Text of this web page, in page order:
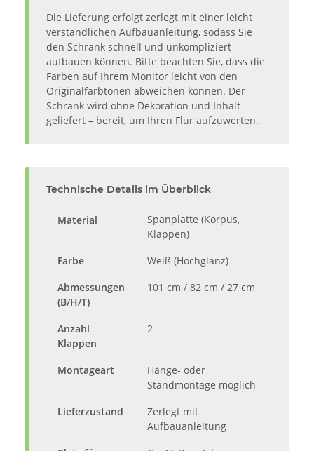
Die Lieferung erfolgt zerlegt mit einer leicht
verständlichen Aufbauanleitung, sodass Sie
den Schrank schnell und unkompliziert
aufbauen können. Bitte beachten Sie, dass die
Farben auf Ihrem Monitor leicht von den
Originalfarbtönen abweichen können. Der
Schrank wird ohne Dekoration und Inhalt
geliefert – bereit, um Ihren Flur aufzuwerten.
Technische Details im Überblick
Material
Spanplatte (Korpus,
Klappen)
Farbe
Weiß (Hochglanz)
Abmessungen
(B/H/T)
101 cm / 82 cm / 27 cm
Anzahl
Klappen
2
Montageart
Hänge- oder
Standmontage möglich
Lieferzustand
Zerlegt mit
Aufbauanleitung